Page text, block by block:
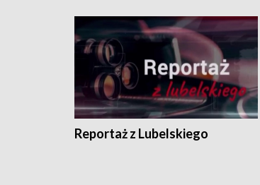
Reportaż z Lubelskiego